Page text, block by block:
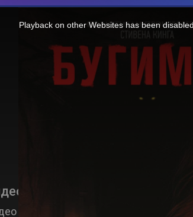
Playback on other Websites has been